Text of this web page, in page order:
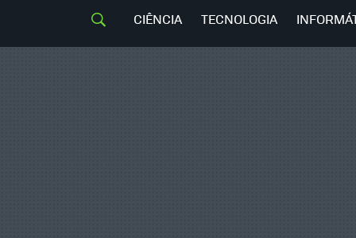
CIÊNCIA TECNOLOGIA